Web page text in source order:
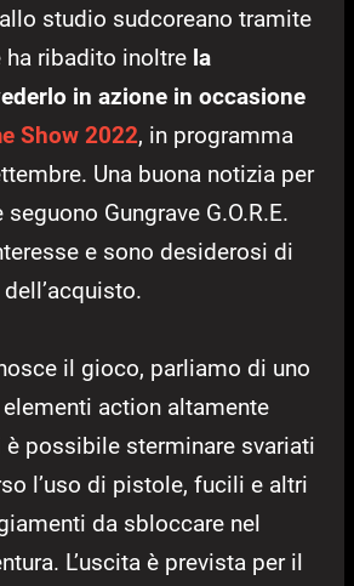
studio sudcoreano tramite
ha ribadito inoltre la
in azione in occasione
Show 2022, in programma
Una buona notizia per
Gungrave G.O.R.E.
e sono desiderosi di
il gioco, parliamo di uno
action altamente
possibile sterminare svariati
l’uso di pistole, fucili e altri
da sbloccare nel
L’uscita è prevista per il